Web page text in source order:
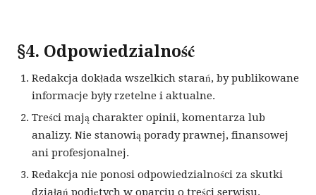
§4. Odpowiedzialność
Redakcja dokłada wszelkich starań, by publikowane
informacje były rzetelne i aktualne.
Treści mają charakter opinii, komentarza lub
analizy. Nie stanowią porady prawnej, finansowej
ani profesjonalnej.
Redakcja nie ponosi odpowiedzialności za skutki
działań podjętych w oparciu o treści serwisu.